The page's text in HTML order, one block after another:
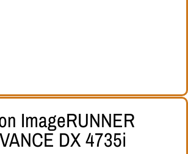
ImageRUNNER
DX 4735i